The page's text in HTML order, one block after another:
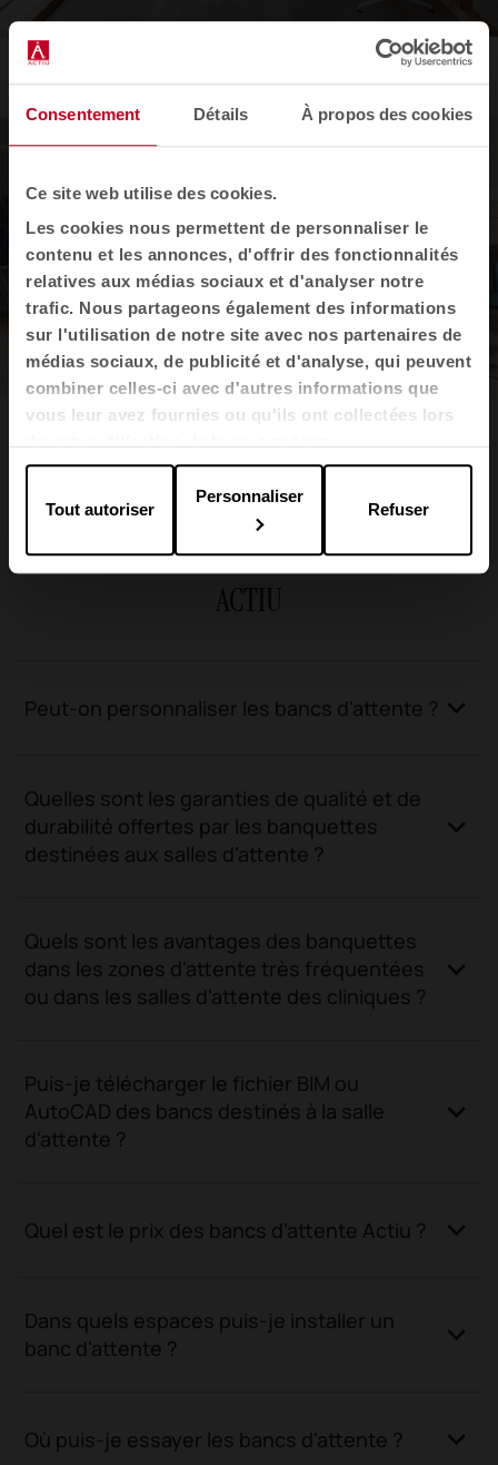
Consentement Détails À propos des cookies
Ce site web utilise des cookies.
Les cookies nous permettent de personnaliser le
contenu et les annonces, d'offrir des fonctionnalités
relatives aux médias sociaux et d'analyser notre
trafic. Nous partageons également des informations
sur l'utilisation de notre site avec nos partenaires de
médias sociaux, de publicité et d'analyse, qui peuvent
combiner celles-ci avec d'autres informations que
vous leur avez fournies ou qu'ils ont collectées lors
Tout autoriser
Personnaliser
Refuser
by Nacar Strategic Design Agency
FAQ
Informations utiles sur les bancs d'attente
ACTIU
Peut-on personnaliser les bancs d'attente ?
Quelles sont les garanties de qualité et de
durabilité offertes par les banquettes
destinées aux salles d'attente ?
Quels sont les avantages des banquettes
dans les zones d'attente très fréquentées
ou dans les salles d'attente des cliniques ?
Puis-je télécharger le fichier BIM ou
AutoCAD des bancs destinés à la salle
d'attente ?
Quel est le prix des bancs d'attente Actiu ?
Dans quels espaces puis-je installer un
banc d'attente ?
Où puis-je essayer les bancs d'attente ?